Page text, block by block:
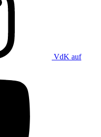
VdK auf